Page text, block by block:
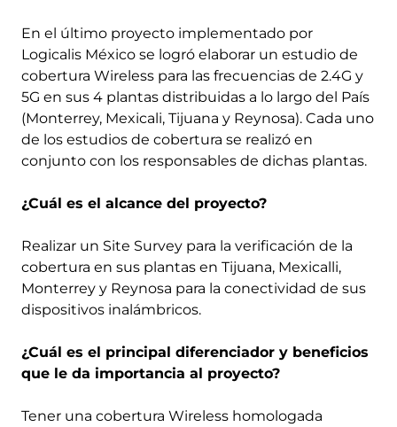
En el último proyecto implementado por
Logicalis México se logró elaborar un estudio de
cobertura Wireless para las frecuencias de 2.4G y
5G en sus 4 plantas distribuidas a lo largo del País
(Monterrey, Mexicali, Tijuana y Reynosa). Cada uno
de los estudios de cobertura se realizó en
conjunto con los responsables de dichas plantas.
¿Cuál es el alcance del proyecto?
Realizar un Site Survey para la verificación de la
cobertura en sus plantas en Tijuana, Mexicalli,
Monterrey y Reynosa para la conectividad de sus
dispositivos inalámbricos.
¿Cuál es el principal diferenciador y beneficios
que le da importancia al proyecto?
Tener una cobertura Wireless homologada